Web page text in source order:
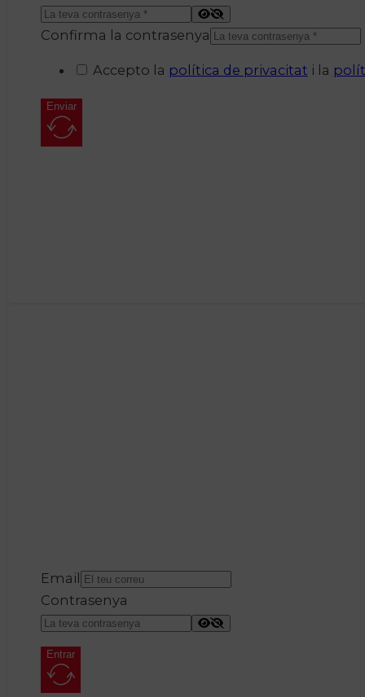
Confirma la contrasenya
Accepto la política de privacitat i la
Enviar
Email
Contrasenya
Entrar